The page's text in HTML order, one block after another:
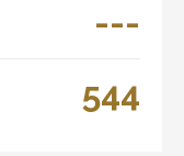
---
544